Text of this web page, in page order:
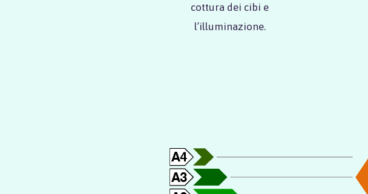
cottura dei cibi e
l’illuminazione.